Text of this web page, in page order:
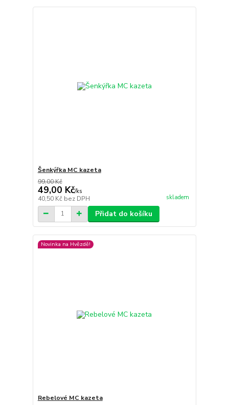
Šenkýřka MC kazeta
99,00 Kč
49,00 Kč/ks
40,50 Kč bez DPH skladem
Přidat do košíku
Novinka na Hvězdě!
Rebelové MC kazeta